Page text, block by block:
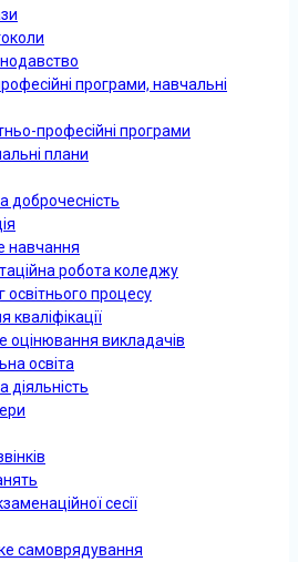
програми, навчальні
професійні програми
плани
доброчесність
навчання
робота коледжу
освітнього процесу
кваліфікації
оцінювання викладачів
освіта
діяльність
сесії
самоврядування